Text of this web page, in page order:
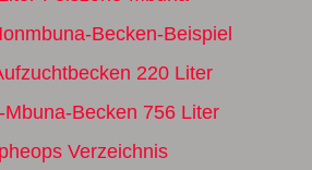
Becken-Beispiel
220 Liter
Mbuna-Becken 756 Liter
Verzeichnis